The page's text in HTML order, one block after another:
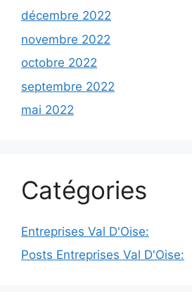
décembre 2022
novembre 2022
octobre 2022
septembre 2022
mai 2022
Catégories
Entreprises Val D'Oise:
Posts Entreprises Val D'Oise: